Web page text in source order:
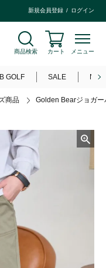
新規会員登録 ログイン
商品検索 カート メニュー
GOLF SALE
商品 Golden Bearジョガー